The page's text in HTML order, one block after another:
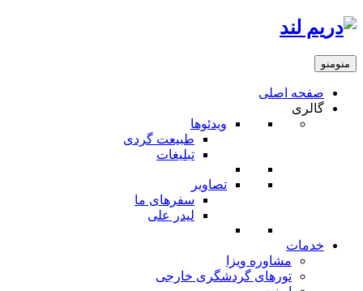
منومنو
صفحه اصلی
گالری
ویدئوها
طبیعت گردی
تبلیغات
تصاویر
سفرهای ما
لیدر علی
خدمات
مشاوره ویزا
تورهای گردشگری خارجی